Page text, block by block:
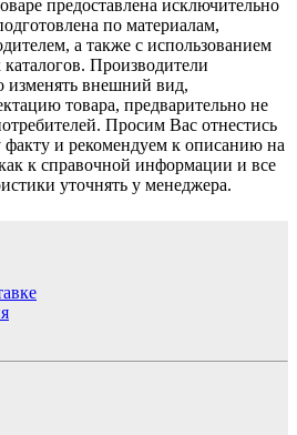
предоставлена исключительно
по материалам,
а также с использованием
Производители
изменять внешний вид,
товара, предварительно не
Просим Вас отнестись
и рекомендуем к описанию на
к справочной информации и все
уточнять у менеджера.